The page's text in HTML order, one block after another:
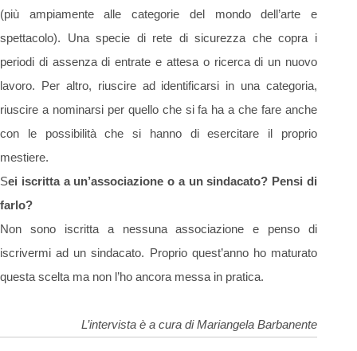
(più ampiamente alle categorie del mondo dell’arte e
spettacolo). Una specie di rete di sicurezza che copra i
periodi di assenza di entrate e attesa o ricerca di un nuovo
lavoro. Per altro, riuscire ad identificarsi in una categoria,
riuscire a nominarsi per quello che si fa ha a che fare anche
con le possibilità che si hanno di esercitare il proprio
mestiere.
Sei iscritta a un’associazione o a un sindacato? Pensi di
farlo?
Non sono iscritta a nessuna associazione e penso di
iscrivermi ad un sindacato. Proprio quest’anno ho maturato
questa scelta ma non l’ho ancora messa in pratica.
L’intervista è a cura di Mariangela Barbanente